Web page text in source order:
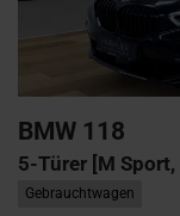
BMW 118
5-Türer [M Sport,
Gebrauchtwagen